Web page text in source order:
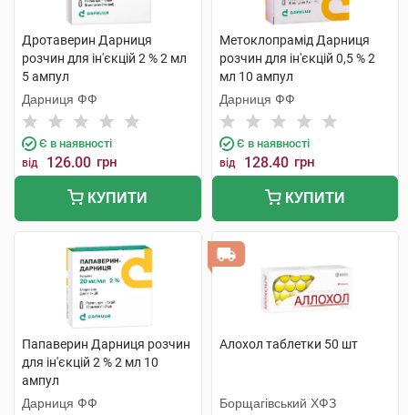
Дротаверин Дарниця
розчин для ін'єкцій 2 % 2 мл
5 ампул
Дарниця ФФ
Є в наявності
від 126.00 грн
КУПИТИ
Метоклопрамід Дарниця
розчин для ін'єкцій 0,5 % 2
мл 10 ампул
Дарниця ФФ
Є в наявності
від 128.40 грн
КУПИТИ
Папаверин Дарниця розчин
для ін'єкцій 2 % 2 мл 10
ампул
Дарниця ФФ
Алохол таблетки 50 шт
Борщагівський ХФЗ